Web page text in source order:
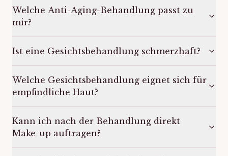
Welche Anti-Aging-Behandlung passt zu
mir?
Ist eine Gesichtsbehandlung schmerzhaft?
Welche Gesichtsbehandlung eignet sich für
empfindliche Haut?
Kann ich nach der Behandlung direkt
Make-up auftragen?